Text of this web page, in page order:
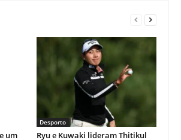
um
Desporto
Ryu e Kuwaki lideram Thitikul